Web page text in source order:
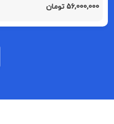
56,000,000 تومان